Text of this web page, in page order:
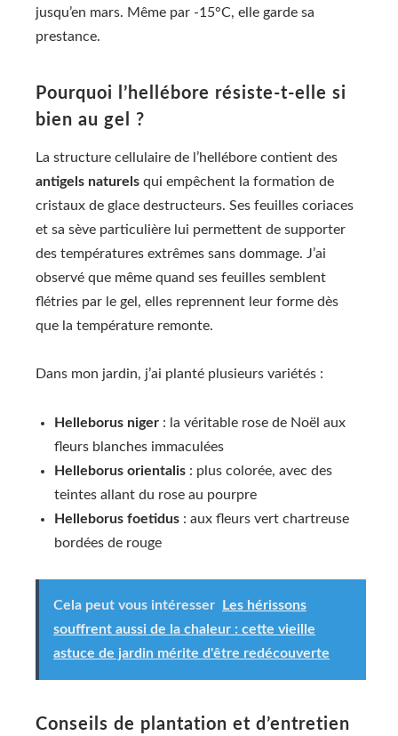
jusqu’en mars. Même par -15°C, elle garde sa
prestance.
Pourquoi l’hellébore résiste-t-elle si
bien au gel ?
La structure cellulaire de l’hellébore contient des
antigels naturels qui empêchent la formation de
cristaux de glace destructeurs. Ses feuilles coriaces
et sa sève particulière lui permettent de supporter
des températures extrêmes sans dommage. J’ai
observé que même quand ses feuilles semblent
flétries par le gel, elles reprennent leur forme dès
que la température remonte.
Dans mon jardin, j’ai planté plusieurs variétés :
Helleborus niger : la véritable rose de Noël aux
fleurs blanches immaculées
Helleborus orientalis : plus colorée, avec des
teintes allant du rose au pourpre
Helleborus foetidus : aux fleurs vert chartreuse
bordées de rouge
Cela peut vous intéresser
Les hérissons
souffrent aussi de la chaleur : cette vieille
astuce de jardin mérite d'être redécouverte
Conseils de plantation et d’entretien